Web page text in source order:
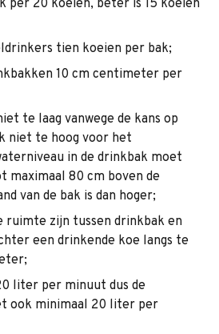
per 20 koeien, beter is 15 koeien
tien koeien per bak;
10 cm centimeter per
te laag vanwege de kans op
niet te hoog voor het
in de drinkbak moet
maximaal 80 cm boven de
van de bak is dan hoger;
ruimte zijn tussen drinkbak en
een drinkende koe langs te
liter per minuut dus de
ook minimaal 20 liter per